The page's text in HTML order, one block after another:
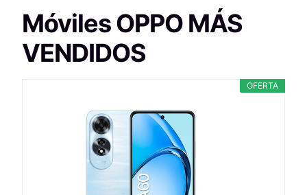
Móviles OPPO MÁS
VENDIDOS
OFERTA